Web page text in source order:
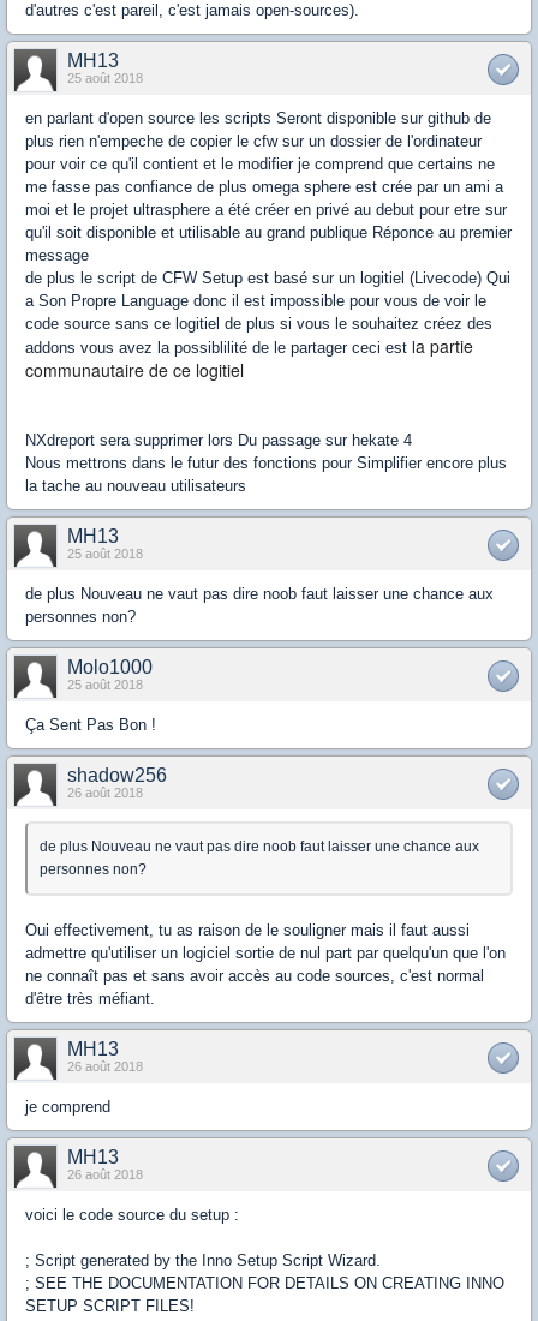
d'autres c'est pareil, c'est jamais open-sources).
MH13
25 août 2018
en parlant d'open source les scripts Seront disponible sur github de
plus rien n'empeche de copier le cfw sur un dossier de l'ordinateur
pour voir ce qu'il contient et le modifier je comprend que certains ne
me fasse pas confiance de plus omega sphere est crée par un ami a
moi et le projet ultrasphere a été créer en privé au debut pour etre sur
qu'il soit disponible et utilisable au grand publique Réponce au premier
message
de plus le script de CFW Setup est basé sur un logitiel (Livecode) Qui
a Son Propre Language donc il est impossible pour vous de voir le
code source sans ce logitiel de plus si vous le souhaitez créez des
addons vous avez la possiblilité de le partager ceci est l a partie
communautaire de ce logitiel
NXdreport sera supprimer lors Du passage sur hekate 4
Nous mettrons dans le futur des fonctions pour Simplifier encore plus
la tache au nouveau utilisateurs
MH13
25 août 2018
de plus Nouveau ne vaut pas dire noob faut laisser une chance aux
personnes non?
Molo1000
25 août 2018
Ça Sent Pas Bon !
shadow256
26 août 2018
de plus Nouveau ne vaut pas dire noob faut laisser une chance aux
personnes non?
Oui effectivement, tu as raison de le souligner mais il faut aussi
admettre qu'utiliser un logiciel sortie de nul part par quelqu'un que l'on
ne connaît pas et sans avoir accès au code sources, c'est normal
d'être très méfiant.
MH13
26 août 2018
je comprend
MH13
26 août 2018
voici le code source du setup :
; Script generated by the Inno Setup Script Wizard.
; SEE THE DOCUMENTATION FOR DETAILS ON CREATING INNO
SETUP SCRIPT FILES!